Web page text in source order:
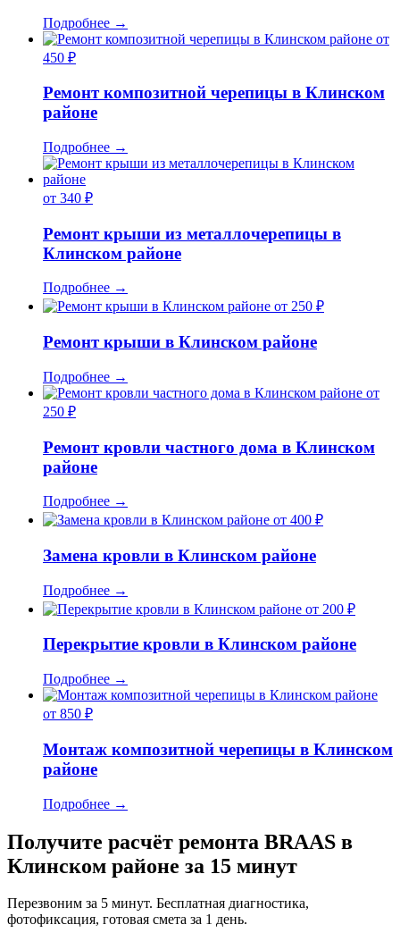
Подробнее →
от
450 ₽
Ремонт композитной черепицы в Клинском
районе
Подробнее →
от 340 ₽
Ремонт крыши из металлочерепицы в
Клинском районе
Подробнее →
от 250 ₽
Ремонт крыши в Клинском районе
Подробнее →
от
250 ₽
Ремонт кровли частного дома в Клинском
районе
Подробнее →
от 400 ₽
Замена кровли в Клинском районе
Подробнее →
от 200 ₽
Перекрытие кровли в Клинском районе
Подробнее →
от 850 ₽
Монтаж композитной черепицы в Клинском
районе
Подробнее →
Получите расчёт ремонта BRAAS в
Клинском районе за 15 минут
Перезвоним за 5 минут. Бесплатная диагностика,
фотофиксация, готовая смета за 1 день.